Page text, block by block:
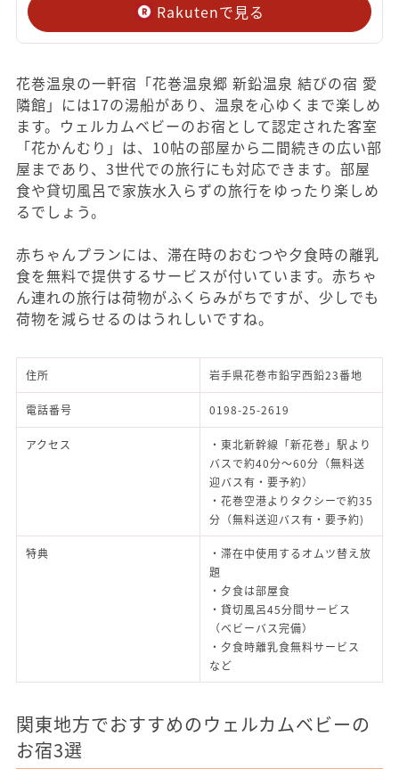
Rakutenで見る
花巻温泉の一軒宿「花巻温泉郷 新鉛温泉 結びの宿 愛
隣館」には17の湯船があり、温泉を心ゆくまで楽しめ
ます。ウェルカムベビーのお宿として認定された客室
「花かんむり」は、10帖の部屋から二間続きの広い部
屋まであり、3世代での旅行にも対応できます。部屋
食や貸切風呂で家族水入らずの旅行をゆったり楽しめ
るでしょう。
赤ちゃんプランには、滞在時のおむつや夕食時の離乳
食を無料で提供するサービスが付いています。赤ちゃ
ん連れの旅行は荷物がふくらみがちですが、少しでも
荷物を減らせるのはうれしいですね。
住所 岩手県花巻市鉛字西鉛23番地
電話番号 0198-25-2619
アクセス
・東北新幹線「新花巻」駅より
バスで約40分～60分（無料送
迎バス有・要予約）
・花巻空港よりタクシーで約35
分（無料送迎バス有・要予約)
特典
・滞在中使用するオムツ替え放
題
・夕食は部屋食
・貸切風呂45分間サービス
（ベビーバス完備）
・夕食時離乳食無料サービス
など
関東地方でおすすめのウェルカムベビーの
お宿3選